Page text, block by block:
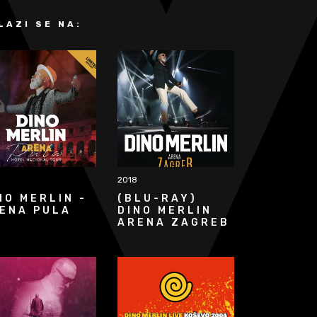
SE NA:
MERLIN -
PULA
2018
(BLU-RAY)
DINO MERLIN
ARENA ZAGREB